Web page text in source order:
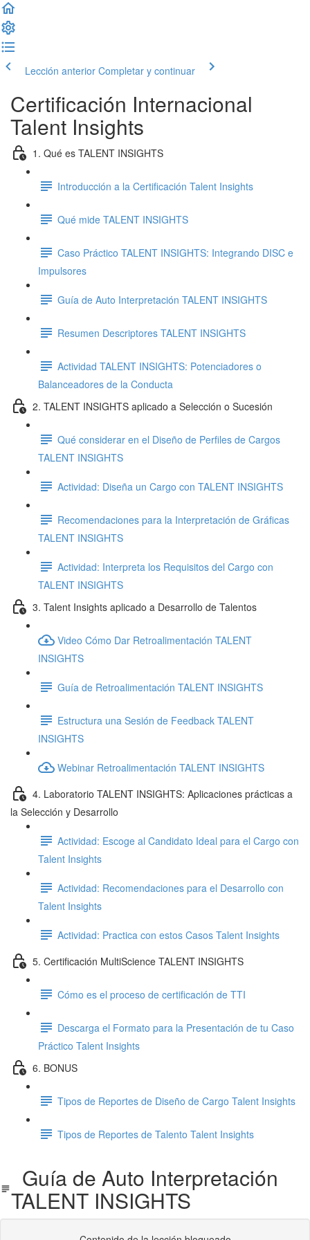
Lección anterior Completar y continuar
Certificación Internacional
Talent Insights
1. Qué es TALENT INSIGHTS
Introducción a la Certificación Talent Insights
Qué mide TALENT INSIGHTS
Caso Práctico TALENT INSIGHTS: Integrando DISC e
Impulsores
Guía de Auto Interpretación TALENT INSIGHTS
Resumen Descriptores TALENT INSIGHTS
Actividad TALENT INSIGHTS: Potenciadores o
Balanceadores de la Conducta
2. TALENT INSIGHTS aplicado a Selección o Sucesión
Qué considerar en el Diseño de Perfiles de Cargos
TALENT INSIGHTS
Actividad: Diseña un Cargo con TALENT INSIGHTS
Recomendaciones para la Interpretación de Gráficas
TALENT INSIGHTS
Actividad: Interpreta los Requisitos del Cargo con
TALENT INSIGHTS
3. Talent Insights aplicado a Desarrollo de Talentos
Video Cómo Dar Retroalimentación TALENT
INSIGHTS
Guía de Retroalimentación TALENT INSIGHTS
Estructura una Sesión de Feedback TALENT
INSIGHTS
Webinar Retroalimentación TALENT INSIGHTS
4. Laboratorio TALENT INSIGHTS: Aplicaciones prácticas a
la Selección y Desarrollo
Actividad: Escoge al Candidato Ideal para el Cargo con
Talent Insights
Actividad: Recomendaciones para el Desarrollo con
Talent Insights
Actividad: Practica con estos Casos Talent Insights
5. Certificación MultiScience TALENT INSIGHTS
Cómo es el proceso de certificación de TTI
Descarga el Formato para la Presentación de tu Caso
Práctico Talent Insights
6. BONUS
Tipos de Reportes de Diseño de Cargo Talent Insights
Tipos de Reportes de Talento Talent Insights
Guía de Auto Interpretación
TALENT INSIGHTS